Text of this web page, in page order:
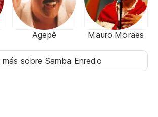
Agepê Mauro Moraes
más sobre Samba Enredo